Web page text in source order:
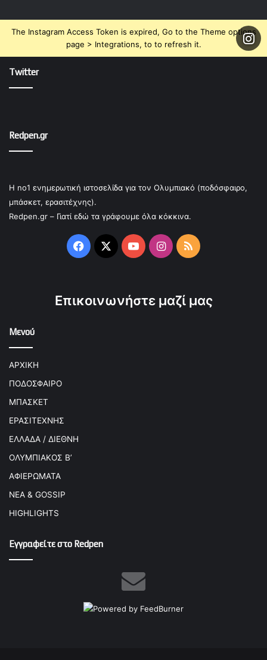
The Instagram Access Token is expired, Go to the Theme options
page > Integrations, to to refresh it.
Twitter
Redpen.gr
Η no1 ενημερωτική ιστοσελίδα για τον Ολυμπιακό (ποδόσφαιρο,
μπάσκετ, ερασιτέχνης).
Redpen.gr – Γιατί εδώ τα γράφουμε όλα κόκκινα.
Facebook
X YouTubeInstagram
RSS
Επικοινωνήστε μαζί μας
Μενού
ΑΡΧΙΚΗ
ΠΟΔΟΣΦΑΙΡΟ
ΜΠΑΣΚΕΤ
ΕΡΑΣΙΤΕΧΝΗΣ
ΕΛΛΑΔΑ / ΔΙΕΘΝΗ
ΟΛΥΜΠΙΑΚΟΣ Β’
ΑΦΙΕΡΩΜΑΤΑ
ΝΕΑ & GOSSIP
HIGHLIGHTS
Εγγραφείτε στο Redpen